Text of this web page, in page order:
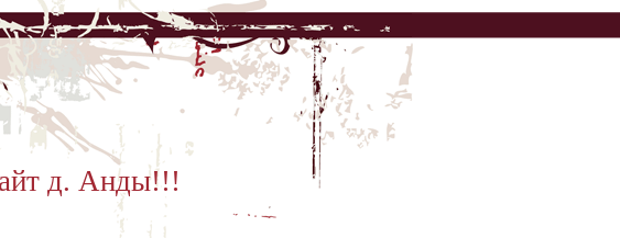
д. Анды!!!